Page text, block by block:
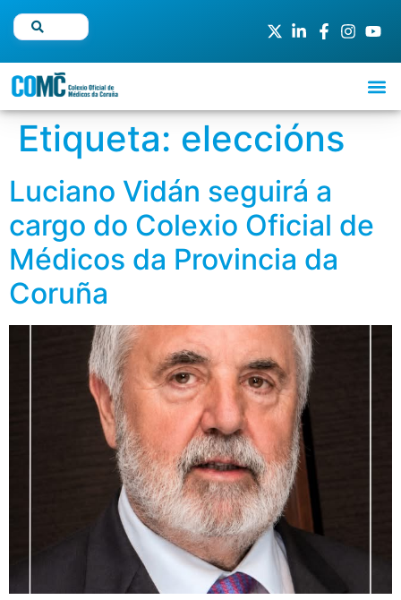
Etiqueta: eleccións
Luciano Vidán seguirá a
cargo do Colexio Oficial de
Médicos da Provincia da
Coruña